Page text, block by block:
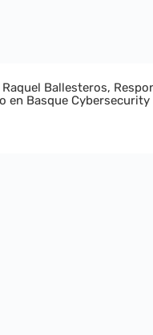
Ballesteros,
en Basque Cybersecurity